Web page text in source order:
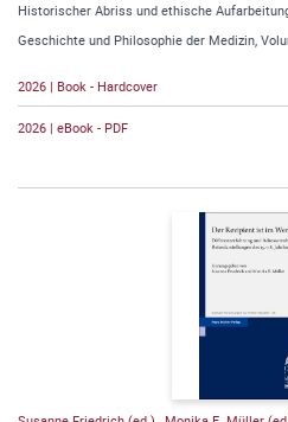
Historischer Abriss und ethische
Geschichte und Philosophie der Medizin,
2026 | Book - Hardcover
2026 | eBook - PDF